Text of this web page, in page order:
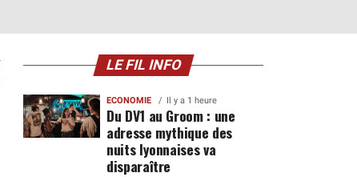
LE FIL INFO
ECONOMIE Il y a 1 heure
Du DV1 au Groom : une
adresse mythique des
nuits lyonnaises va
disparaître